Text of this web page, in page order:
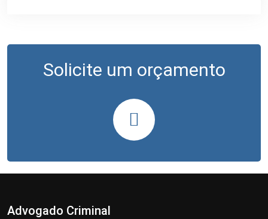
Solicite um orçamento
Advogado Criminal